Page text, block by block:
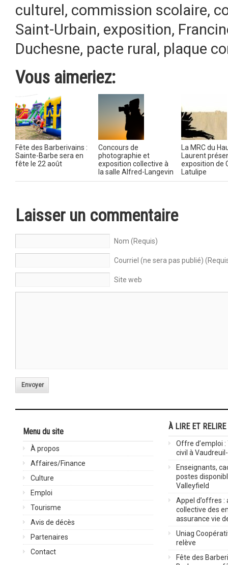
culturel , commission scolaire,
Saint-Urbain, exposition,
Duchesne, pacte rural , plaque
Vous aimeriez:
Fête des Barberivains :
Sainte-Barbe sera en
fête le 22 août
Concours de
photographie et
exposition collective à
la salle Alfred-Langevin
La MRC du
Laurent
exposition de
Latulipe
Laisser un commentaire
Nom (Requis)
Courriel (ne sera pas publié)
Site web
Envoyer
Menu du site
À propos
Affaires/Finance
Culture
Emploi
Tourisme
Avis de décès
Partenaires
Contact
À LIRE ET RELIRE
Offre d’emploi
civil à
Enseignants,
postes
Valleyfield
Appel d’offres :
collective des
assurance vie
Uniag
relève
Fête des